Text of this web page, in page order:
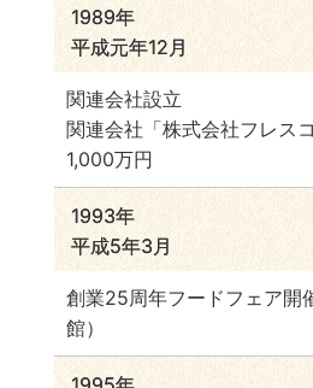
1989年
平成元年12月
関連会社設立
関連会社「株式会社フレス
1,000万円
1993年
平成5年3月
創業25周年フードフェア開
館）